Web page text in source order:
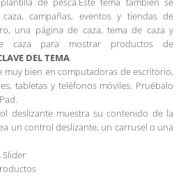
campañas, eventos y tiendas de
una página de caza, tema de caza y
caza para mostrar productos de
DEL TEMA
muy bien en computadoras de escritorio,
tabletas y teléfonos móviles. Pruébalo
deslizante muestra su contenido de la
un control deslizante, un carrusel o una
Slider